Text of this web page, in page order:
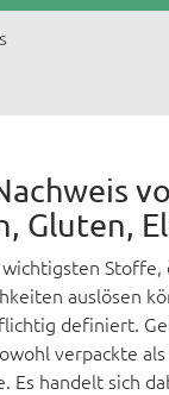
Gluten,
auslösen
definiert.
verpackte als
Es handelt sich